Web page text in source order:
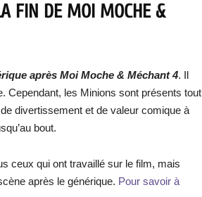
FIN DE MOI MOCHE &
après Moi Moche & Méchant4. Il
Cependant, les Minions sont présents tout
divertissement et de valeur comique à
bout.
ceux qui ont travaillé sur le film, mais
après le générique. Pour savoir à